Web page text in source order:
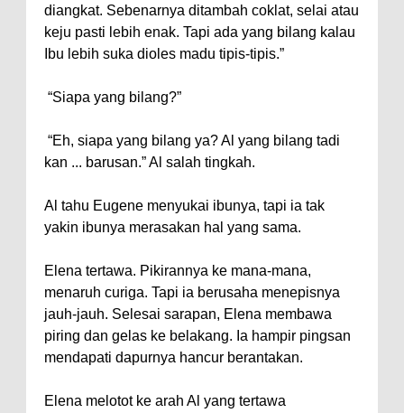
diangkat. Sebenarnya ditambah coklat, selai atau
keju pasti lebih enak. Tapi ada yang bilang kalau
Ibu lebih suka dioles madu tipis-tipis.”
“Siapa yang bilang?”
“Eh, siapa yang bilang ya? Al yang bilang tadi
kan ... barusan.” Al salah tingkah.
Al tahu Eugene menyukai ibunya, tapi ia tak
yakin ibunya merasakan hal yang sama.
Elena tertawa. Pikirannya ke mana-mana,
menaruh curiga. Tapi ia berusaha menepisnya
jauh-jauh. Selesai sarapan, Elena membawa
piring dan gelas ke belakang. Ia hampir pingsan
mendapati dapurnya hancur berantakan.
Elena melotot ke arah Al yang tertawa